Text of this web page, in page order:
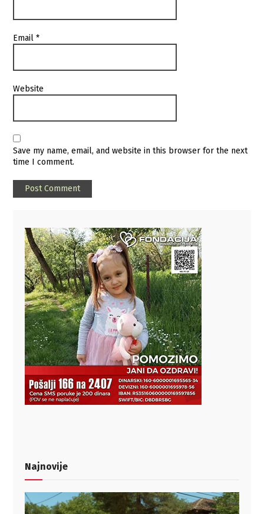
Email*
Website
Save my name, email, and website in this browser for the next
time I comment.
Najnovije